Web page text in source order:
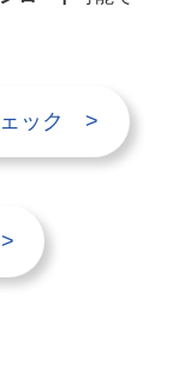
ック >